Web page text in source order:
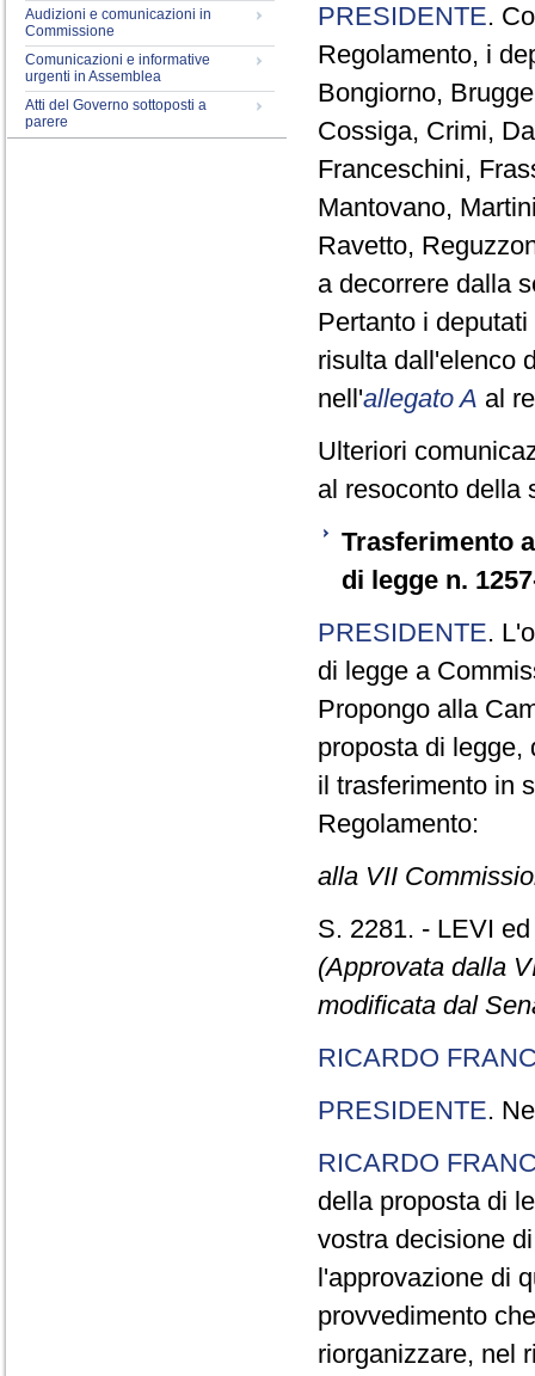
Audizioni e comunicazioni in
Commissione
Comunicazioni e informative
urgenti in Assemblea
Atti del Governo sottoposti a
parere
PRESIDENTE.
Regolamento, i
Bongiorno,
Cossiga, Crimi,
Franceschini,
Mantovano,
Ravetto,
a decorrere dalla
Pertanto i
risulta dall'elenco
nell'allegato A al
Ulteriori
al resoconto della
Trasferimento
di legge n.
PRESIDENTE.
di legge a
Propongo alla
proposta di legge,
il trasferimento in
Regolamento:
alla VII
S. 2281. - LEVI
(Approvata dalla
modificata dal
RICARDO
PRESIDENTE.
RICARDO
della proposta di
vostra decisione
l'approvazione di
provvedimento
riorganizzare, nel